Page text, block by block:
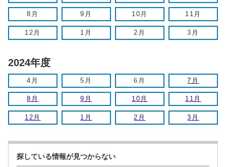
8月 9月 10月 11月
12月 1月 2月 3月
2024年度
4月 5月 6月 7月
8月 9月 10月 11月
12月 1月 2月 3月
探している情報が見つからない